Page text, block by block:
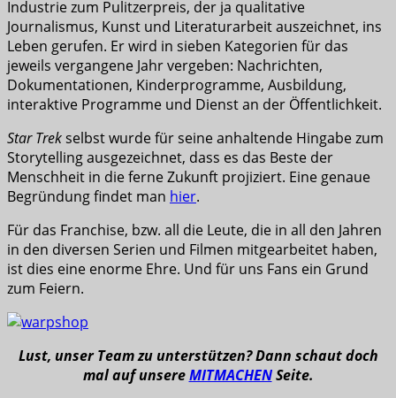
Industrie zum Pulitzerpreis, der ja qualitative
Journalismus, Kunst und Literaturarbeit auszeichnet, ins
Leben gerufen. Er wird in sieben Kategorien für das
jeweils vergangene Jahr vergeben: Nachrichten,
Dokumentationen, Kinderprogramme, Ausbildung,
interaktive Programme und Dienst an der Öffentlichkeit.
Star Trekselbst wurde für seine anhaltende Hingabe zum
Storytelling ausgezeichnet, dass es das Beste der
Menschheit in die ferne Zukunft projiziert. Eine genaue
Begründung findet man hier.
Für das Franchise, bzw. all die Leute, die in all den Jahren
in den diversen Serien und Filmen mitgearbeitet haben,
ist dies eine enorme Ehre. Und für uns Fans ein Grund
zum Feiern.
Lust, unser Team zu unterstützen? Dann schaut doch
mal auf unsereMITMACHENSeite.